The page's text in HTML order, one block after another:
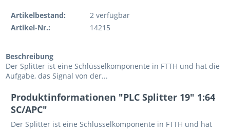
Artikelbestand: 2 verfügbar
Artikel-Nr.:
14215
Beschreibung
Der Splitter ist eine Schlüsselkomponente in FTTH und hat die
Aufgabe, das Signal von der...
Produktinformationen "PLC Splitter 19" 1:64
SC/APC"
Der Splitter ist eine Schlüsselkomponente in FTTH und hat